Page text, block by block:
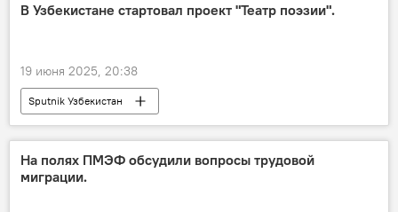
В Узбекистане стартовал проект "Театр поэзии".
19 июня 2025, 20:38
Sputnik Узбекистан
На полях ПМЭФ обсудили вопросы трудовой
миграции.